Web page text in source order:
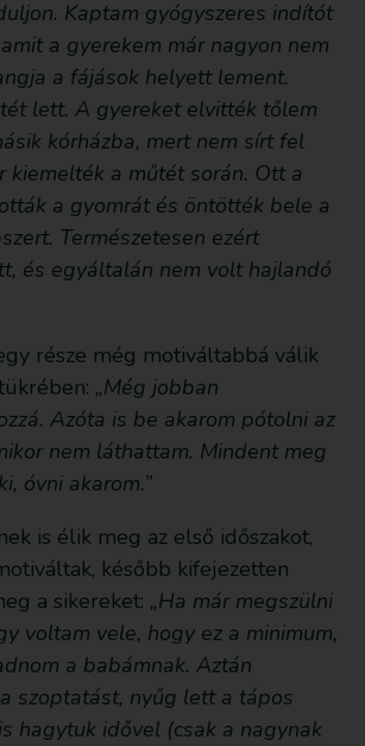
Kaptam gyógyszeres indítót
a gyerekem már nagyon nem
a fájások helyett lement.
lett. A gyereket elvitték tőlem
kórházba, mert nem sírt fel
kiemelték a műtét során. Ott a
a gyomrát és öntötték bele a
Természetesen ezért
és egyáltalán nem volt hajlandó
része még motiváltabbá válik
„Még jobban
Azóta is be akarom pótolni az
nem láthattam. Mindent meg
óvni akarom.”
is élik meg az első időszakot,
később kifejezetten
a sikereket: „Ha már megszülni
voltam vele, hogy ez a minimum,
a babámnak. Aztán
szoptatást, nyűg lett a tápos
hagytuk idővel (csak a nagynak